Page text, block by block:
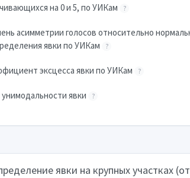
на 0 и 5, по УИКам
?
асимметрии голосов относительно
явки по УИКам
?
эксцесса явки по УИКам ?
унимодальности явки ?
явки на крупных участках